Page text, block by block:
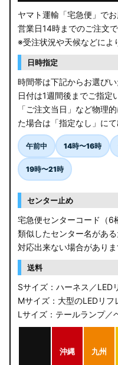
ヤマト運輸「宅急便」でお
営業日14時までのご注文
※受注状況や天候などによ
日時指定
時間帯は下記からお選びい
日付は1週間後までご指定
「ご注文当日」など物理
た場合は「指定なし」にて
午前中 14時〜16時
19時〜21時
センター止め
宅急便センターコード（6
類似したセンター名があ
対応出来ない場合がありま
送料
Sサイズ：ハーネス／LED
Mサイズ：大型のLEDリフ
Lサイズ：テールランプ／
沖縄 九州